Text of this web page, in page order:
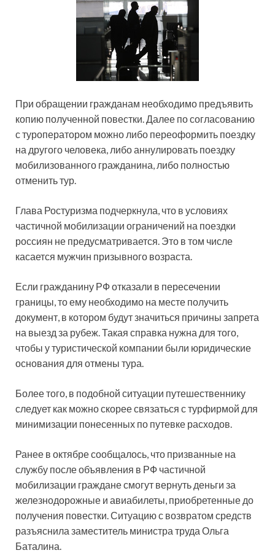
При обращении гражданам необходимо предъявить
копию полученной повестки. Далее по согласованию
с туроператором можно либо переоформить поездку
на другого человека, либо аннулировать поездку
мобилизованного гражданина, либо полностью
отменить тур.
Глава Ростуризма подчеркнула, что в условиях
частичной мобилизации ограничений на поездки
россиян не предусматривается. Это в том числе
касается мужчин призывного возраста.
Если гражданину РФ отказали в пересечении
границы, то ему необходимо на месте получить
документ, в котором будут значиться причины запрета
на выезд за рубеж. Такая справка нужна для того,
чтобы у туристической компании были юридические
основания для отмены тура.
Более того, в подобной ситуации путешественнику
следует как можно скорее связаться с турфирмой для
минимизации понесенных по путевке расходов.
Ранее в октябре сообщалось, что призванные на
службу после объявления в РФ частичной
мобилизации граждане смогут вернуть деньги за
железнодорожные и авиабилеты, приобретенные до
получения повестки. Ситуацию с возвратом средств
разъяснила заместитель министра труда Ольга
Баталина.